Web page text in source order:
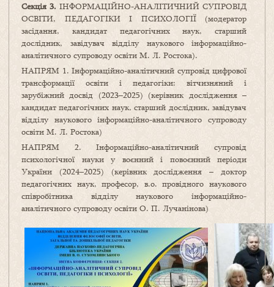
Секція 3. ІНФОРМАЦІЙНО-АНАЛІТИЧНИЙ СУПРОВІД
ОСВІТИ, ПЕДАГОГІКИ І ПСИХОЛОГІЇ (модератор
засідання, кандидат педагогічних наук, старший
дослідник, завідувач відділу наукового інформаційно-
аналітичного супроводу освіти М. Л. Ростока).
НАПРЯМ 1. Інформаційно-аналітичний супровід цифрової
трансформації освіти і педагогіки: вітчизняний і
зарубіжний досвід (2023–2025) (керівник дослідження –
кандидат педагогічних наук, старший дослідник, завідувач
відділу наукового інформаційно-аналітичного супроводу
освіти М. Л. Ростока)
НАПРЯМ 2. Інформаційно-аналітичний супровід
психологічної науки у воєнний і повоєнний періоди
України (2024–2025) (керівник дослідження – доктор
педагогічних наук, професор, в.о. провідного наукового
співробітника відділу наукового інформаційно-
аналітичного супроводу освіти О. П. Лучанінова)